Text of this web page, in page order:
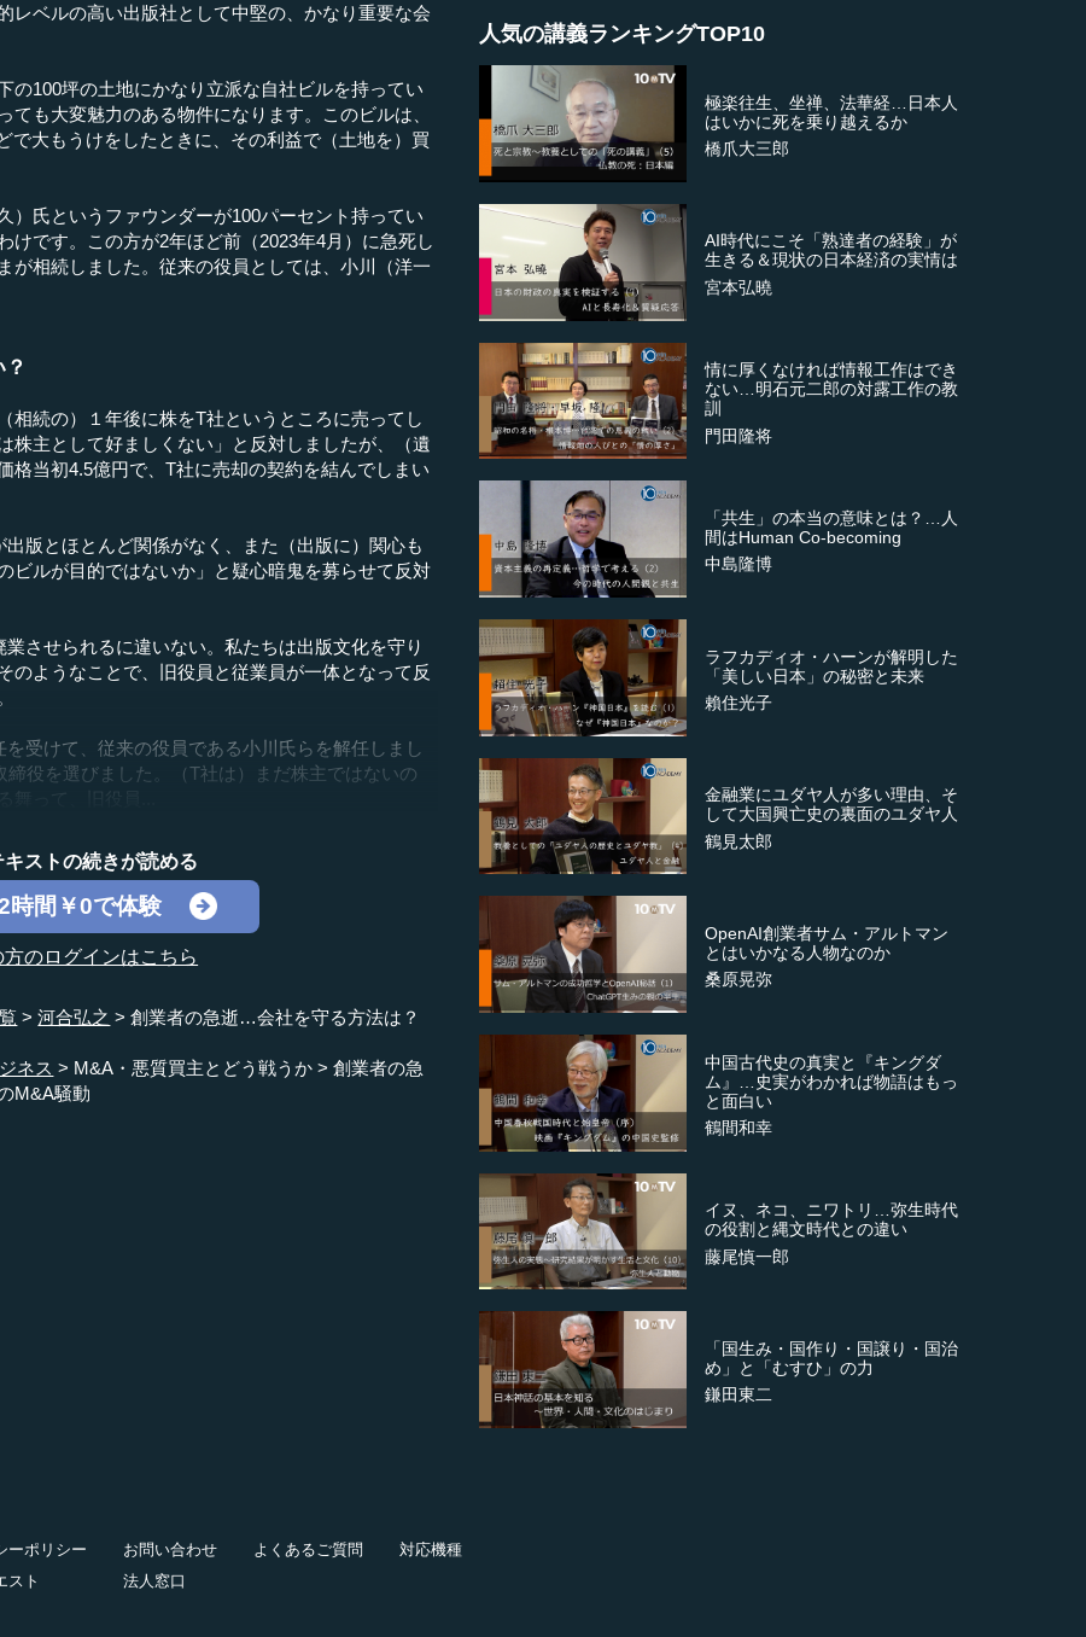
レベルの高い出版社として中堅の、かなり重要な会
100坪の土地にかなり立派な自社ビルを持ってい
ても大変魅力のある物件になります。このビルは、
で大もうけをしたときに、その利益で（土地を）買
氏というファウンダーが100パーセント持ってい
けです。この方が2年ほど前（2023年4月）に急死し
が相続しました。従来の役員としては、小川（洋一
続の）１年後に株をT社というところに売ってし
株主として好ましくない」と反対しましたが、（遺
格当初4.5億円で、T社に売却の契約を結んでしまい
版とほとんど関係がなく、また（出版に）関心も
ビルが目的ではないか」と疑心暗鬼を募らせて反対
させられるに違いない。私たちは出版文化を守り
のようなことで、旧役員と従業員が一体となって反
受けて、従来の役員である小川氏らを解任しまし
役を選びました。（T社は）まだ株主ではないの
キストの続きが読める
時間￥0で体験
のログインはこちら
河合弘之
創業者の急逝…会社を守る方法は？
ネス M&A・悪質買主とどう戦うか
創業者の急
M&A騒動
人気の講義ランキングTOP10
極楽往生、坐禅、法華経…日本人
はいかに死を乗り越えるか
橋爪大三郎
AI時代にこそ「熟達者の経験」が
生きる＆現状の日本経済の実情は
宮本弘曉
情に厚くなければ情報工作はでき
ない…明石元二郎の対露工作の教
訓
門田隆将
「共生」の本当の意味とは？…人
間はHuman Co-becoming
中島隆博
ラフカディオ・ハーンが解明した
「美しい日本」の秘密と未来
賴住光子
金融業にユダヤ人が多い理由、そ
して大国興亡史の裏面のユダヤ人
鶴見太郎
OpenAI創業者サム・アルトマン
とはいかなる人物なのか
桑原晃弥
中国古代史の真実と『キングダ
ム』…史実がわかれば物語はもっ
と面白い
鶴間和幸
イヌ、ネコ、ニワトリ…弥生時代
の役割と縄文時代との違い
藤尾慎一郎
「国生み・国作り・国譲り・国治
め」と「むすひ」の力
鎌田東二
ーポリシー お問い合わせ よくあるご質問
対応機種
スト 法人窓口